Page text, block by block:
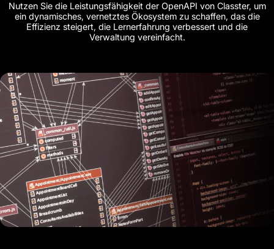
Nutzen Sie die Leistungsfähigkeit der OpenAPI von Classter, um
ein dynamisches, vernetztes Ökosystem zu schaffen, das die
Effizienz steigert, die Lernerfahrung verbessert und die
Verwaltung vereinfacht.